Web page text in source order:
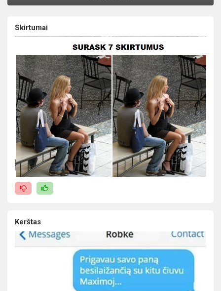
Skirtumai
Kerštas